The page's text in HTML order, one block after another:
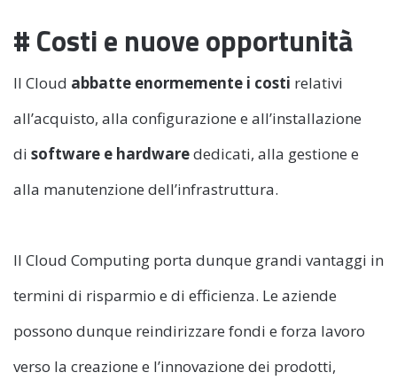
# Costi e nuove opportunità
Il Cloud abbatte enormemente i costi relativi
all’acquisto, alla configurazione e all’installazione
di software e hardwarededicati, alla gestione e
alla manutenzione dell’infrastruttura.
Il Cloud Computing porta dunque grandi vantaggi in
termini di risparmio e di efficienza. Le aziende
possono dunque reindirizzare fondi e forza lavoro
verso la creazione e l’innovazione dei prodotti,